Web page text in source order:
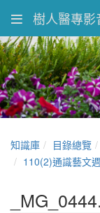
樹人醫專影
知識庫 目錄總覽
110(2)通識藝文